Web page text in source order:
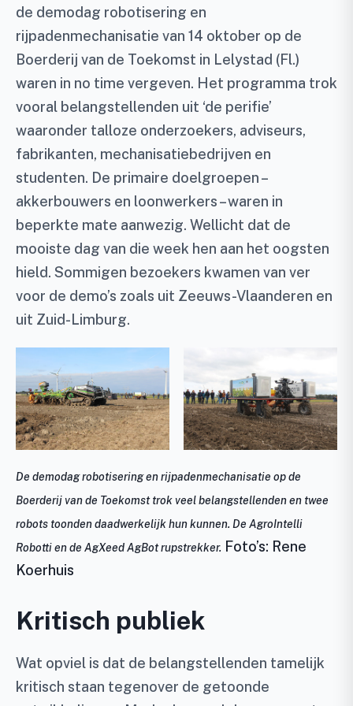
de demodag robotisering en
rijpadenmechanisatie van 14 oktober op de
Boerderij van de Toekomst in Lelystad (Fl.)
waren in no time vergeven. Het programma trok
vooral belangstellenden uit ‘de perifie’
waaronder talloze onderzoekers, adviseurs,
fabrikanten, mechanisatiebedrijven en
studenten. De primaire doelgroepen –
akkerbouwers en loonwerkers – waren in
beperkte mate aanwezig. Wellicht dat de
mooiste dag van die week hen aan het oogsten
hield. Sommigen bezoekers kwamen van ver
voor de demo’s zoals uit Zeeuws-Vlaanderen en
uit Zuid-Limburg.
De demodag robotisering en rijpadenmechanisatie op de
Boerderij van de Toekomst trok veel belangstellenden en twee
robots toonden daadwerkelijk hun kunnen. De AgroIntelli
Robotti en de AgXeed AgBot rupstrekker. Foto’s: Rene
Koerhuis
Kritisch publiek
Wat opviel is dat de belangstellenden tamelijk
kritisch staan tegenover de getoonde